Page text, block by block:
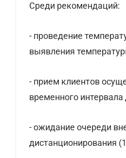
Среди рекомендаций:
- проведение
выявления
- прием клиентов
временного
- ожидание очереди
дистанционирования